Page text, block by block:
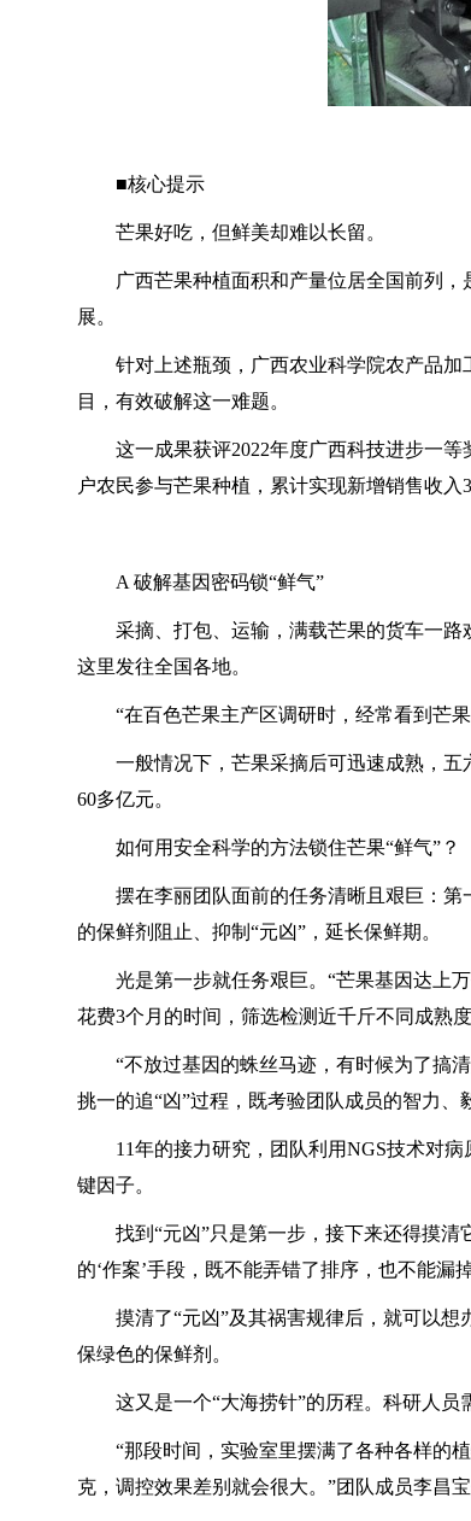
■核心提示
芒果好吃，但鲜美却难以长留。
广西芒果种植面积和产量位居全国前列
展。
针对上述瓶颈，广西农业科学院农产品
目，有效破解这一难题。
这一成果获评2022年度广西科技进步一
户农民参与芒果种植，累计实现新增销售收入
A 破解基因密码锁“鲜气”
采摘、打包、运输，满载芒果的货车一
这里发往全国各地。
“在百色芒果主产区调研时，经常看到芒
一般情况下，芒果采摘后可迅速成熟，
60多亿元。
如何用安全科学的方法锁住芒果“鲜气”？
摆在李丽团队面前的任务清晰且艰巨：
的保鲜剂阻止、抑制“元凶”，延长保鲜期。
光是第一步就任务艰巨。“芒果基因达上
花费3个月的时间，筛选检测近千斤不同成熟
“不放过基因的蛛丝马迹，有时候为了搞
挑一的追“凶”过程，既考验团队成员的智力、
11年的接力研究，团队利用NGS技术对
键因子。
找到“元凶”只是第一步，接下来还得摸
的‘作案’手段，既不能弄错了排序，也不能漏
摸清了“元凶”及其祸害规律后，就可以
保绿色的保鲜剂。
这又是一个“大海捞针”的历程。科研人员
“那段时间，实验室里摆满了各种各样的
克，调控效果差别就会很大。”团队成员李昌